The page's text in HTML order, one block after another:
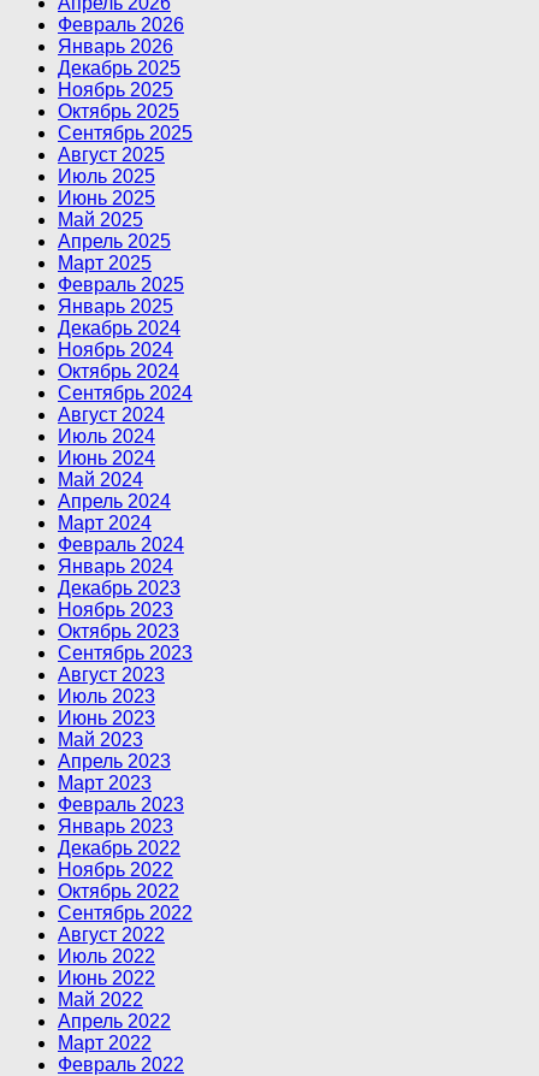
Февраль 2026
Январь 2026
Декабрь 2025
Ноябрь 2025
Октябрь 2025
Сентябрь 2025
Август 2025
Июль 2025
Июнь 2025
Май 2025
Апрель 2025
Март 2025
Февраль 2025
Январь 2025
Декабрь 2024
Ноябрь 2024
Октябрь 2024
Сентябрь 2024
Август 2024
Июль 2024
Июнь 2024
Май 2024
Апрель 2024
Март 2024
Февраль 2024
Январь 2024
Декабрь 2023
Ноябрь 2023
Октябрь 2023
Сентябрь 2023
Август 2023
Июль 2023
Июнь 2023
Май 2023
Апрель 2023
Март 2023
Февраль 2023
Январь 2023
Декабрь 2022
Ноябрь 2022
Октябрь 2022
Сентябрь 2022
Август 2022
Июль 2022
Июнь 2022
Май 2022
Апрель 2022
Март 2022
Февраль 2022